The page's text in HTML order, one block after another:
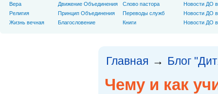
Главная → Блог
Чему и как
Вера
Религия
Жизнь вечная
Движение Объединения
Принцип Объединения
Благословение
Слово пастора
Переводы служб
Книги
Новости ДО
Новости ДО
Новости ДО